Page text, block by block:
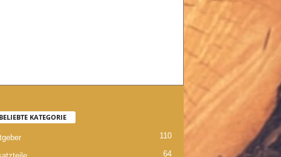
BELIEBTE KATEGORIE
110
64